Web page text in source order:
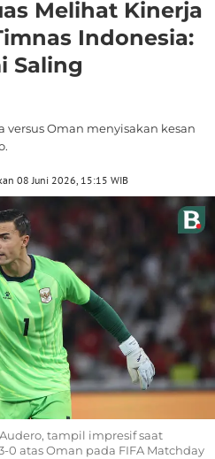
Melihat Kinerja
Indonesia:
Saling
versus Oman menyisakan kesan
08 Juni 2026, 15:15 WIB
tampil impresif saat
atas Oman pada FIFA Matchday